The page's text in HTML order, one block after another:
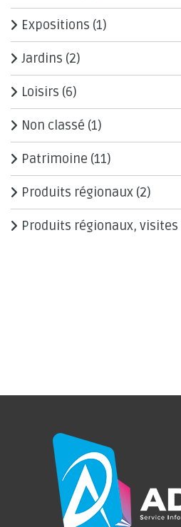
Expositions (1)
Jardins (2)
Loisirs (6)
Non classé (1)
Patrimoine (11)
Produits régionaux (2)
Produits régionaux, visites